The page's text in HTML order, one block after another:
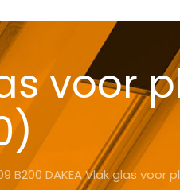
voor
B200 DAKEA Vlak glas voor